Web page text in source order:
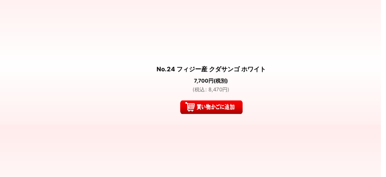
No.24 フィジー産 クダサンゴ ホワイト
7,700円(税別)
(税込 : 8,470円)